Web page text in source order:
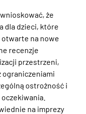
że
dla dzieci, które
otwarte na nowe
recenzje
przestrzeni,
ograniczeniami
ostrożność i
na imprezy